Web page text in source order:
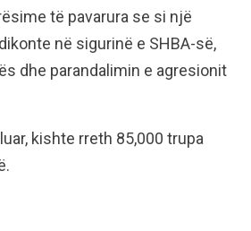
të pavarura se si një
në sigurinë e SHBA-së,
dhe parandalimin e agresionit
kishte rreth 85,000 trupa